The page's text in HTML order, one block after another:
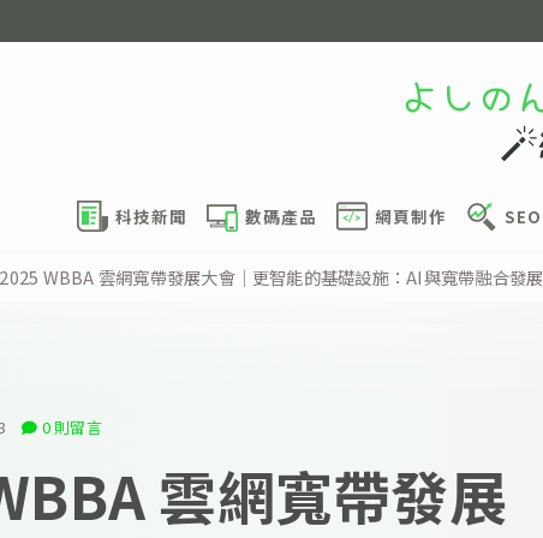
科技新聞 數碼產品 網頁制作 SEO
2025 WBBA 雲網寬帶發展大會｜更智能的基礎設施：AI與寬帶融合發展
0 則留言
雲網寬帶發展